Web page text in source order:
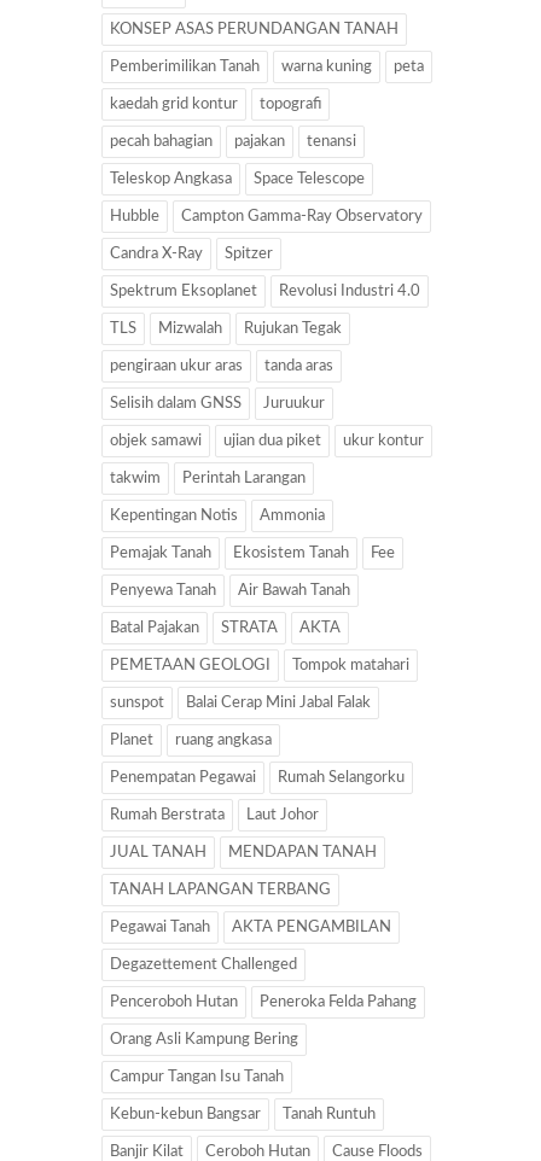
KONSEP ASAS PERUNDANGAN TANAH
Pemberimilikan Tanah warna kuning peta
kaedah grid kontur topografi
pecah bahagian pajakan tenansi
Teleskop Angkasa Space Telescope
Hubble Campton Gamma-Ray Observatory
Candra X-Ray Spitzer
Spektrum Eksoplanet Revolusi Industri 4.0
TLS Mizwalah Rujukan Tegak
pengiraan ukur aras tanda aras
Selisih dalam GNSS Juruukur
objek samawi ujian dua piket ukur kontur
takwim Perintah Larangan
Kepentingan Notis Ammonia
Pemajak Tanah Ekosistem Tanah Fee
Penyewa Tanah Air Bawah Tanah
Batal Pajakan STRATA AKTA
PEMETAAN GEOLOGI Tompok matahari
sunspot Balai Cerap Mini Jabal Falak
Planet ruang angkasa
Penempatan Pegawai Rumah Selangorku
Rumah Berstrata Laut Johor
JUAL TANAH MENDAPAN TANAH
TANAH LAPANGAN TERBANG
Pegawai Tanah AKTA PENGAMBILAN
Degazettement Challenged
Penceroboh Hutan Peneroka Felda Pahang
Orang Asli Kampung Bering
Campur Tangan Isu Tanah
Kebun-kebun Bangsar Tanah Runtuh
Banjir Kilat Ceroboh Hutan Cause Floods